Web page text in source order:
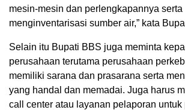
mesin-mesin dan perlengkapannya serta
menginventarisasi sumber air,” kata
Selain itu Bupati BBS juga meminta
perusahaan terutama perusahaan
memiliki sarana dan prasarana serta
yang handal dan memadai. Juga harus
call center atau layanan pelaporan